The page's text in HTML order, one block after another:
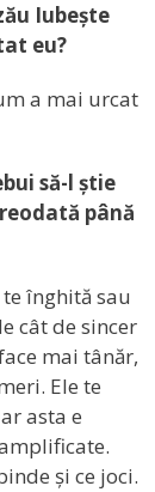
Iubește
eu?
a mai urcat
să-l știe
până
înghită sau
cât de sincer
mai tânăr,
Ele te
asta e
și ce joci.